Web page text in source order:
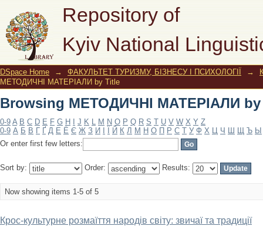
Repository of
Kyiv National
Browsing МЕТОДИЧНІ МАТЕРІАЛИ
DSpace Home → ФАКУЛЬТЕТ ТУРИЗМУ, БІЗНЕСУ І ПСИХОЛОГІЇ →
МЕТОДИЧНІ МАТЕРІАЛИ by Title
Browsing МЕТОДИЧНІ МАТЕРІАЛИ by
0-9 A B C D E F G H J K L M N O P Q R S T U V W X Y Z
0-9 А Б В Г Ґ Д Е Ё Є Ж З И Й К Л М Н О П Р С Т У Ф Х Ц Ч Ш Щ Ъ Ы
Or enter first few letters:
Sort by: Order: Results:
Now showing items 1-5 of 5
Крос-культурне розмаїття народів світу: звичаї та традиції